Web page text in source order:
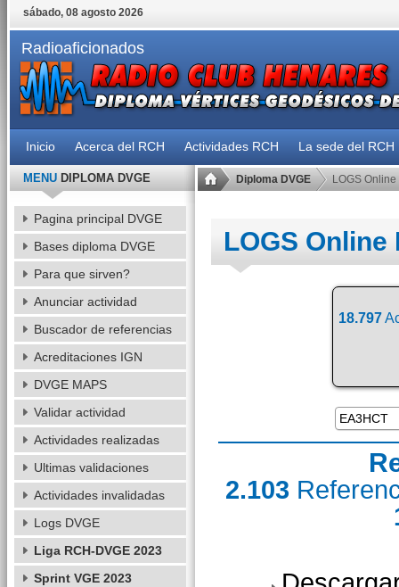
sábado, 08 agosto 2026
Radioaficionados
Inicio Acerca del RCH Actividades RCH La sede del RCH
Diploma DVGE LOGS Online
LOGS Online
18.797
2.103
MENUDIPLOMA DVGE
Pagina principal DVGE
Bases diploma DVGE
Para que sirven?
Anunciar actividad
Buscador de referencias
Acreditaciones IGN
DVGE MAPS
Validar actividad
Actividades realizadas
Ultimas validaciones
Actividades invalidadas
Logs DVGE
Liga RCH-DVGE 2023
Sprint VGE 2023